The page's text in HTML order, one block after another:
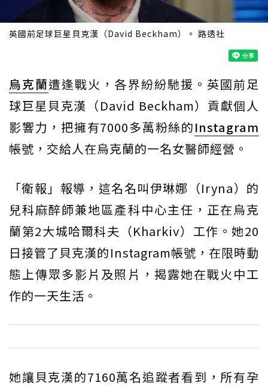
英國前足球巨星貝克漢（David Beckham）。 路透社
烏克蘭遭逢戰火，各界紛紛馳援。英國前足
球巨星貝克漢（David Beckham）貢獻個人
影響力，把擁有7000多萬粉絲的Instagram
帳號，交給人在烏克蘭的一名女醫師經營。
「衛報」報導，這名名叫伊琳娜（Iryna）的
兒科麻醉師兼地區產科中心主任，正在烏克
蘭第2大城哈爾科夫（Kharkiv）工作。她20
日接管了貝克漢的Instagram帳號，在限時動
態上傳眾多影片及照片，揭露她在戰火中工
作的一天生活。
她讓貝克漢的7160萬名追蹤者看到，所有孕